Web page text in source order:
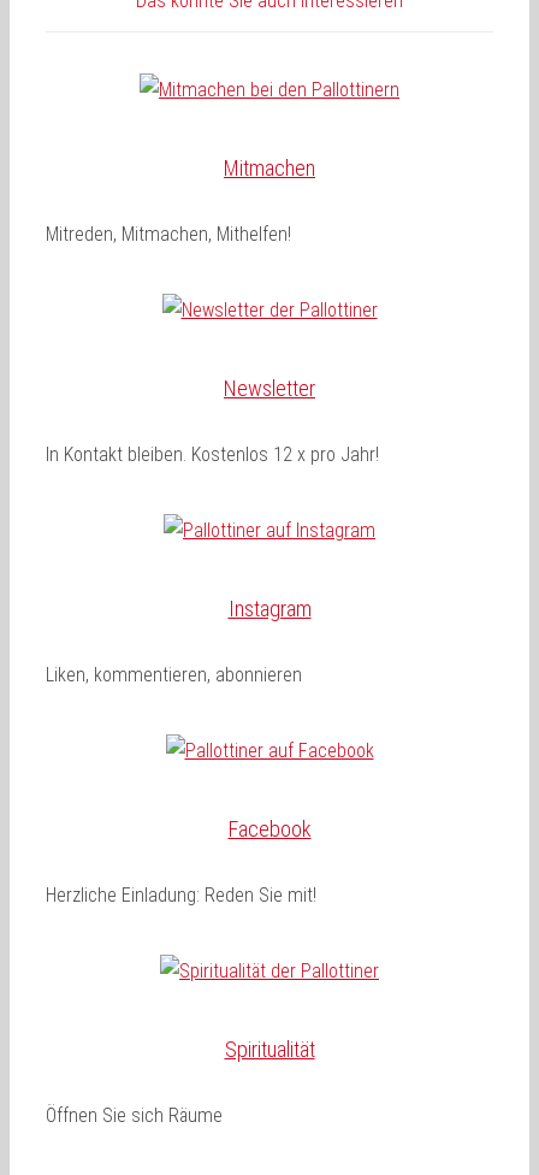
Mitmachen
Mitreden, Mitmachen, Mithelfen!
Newsletter
In Kontakt bleiben. Kostenlos 12 x pro Jahr!
Instagram
Liken, kommentieren, abonnieren
Facebook
Herzliche Einladung: Reden Sie mit!
Spiritualität
Öffnen Sie sich Räume